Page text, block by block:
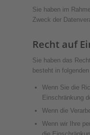
Sie haben im
Zweck der
Recht auf
Sie haben das
besteht in
Wenn Sie die
Einschränkung
Wenn die
Wenn wir Ihre